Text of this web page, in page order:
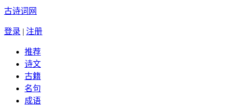
古诗词网
登录 | 注册
推荐
诗文
古籍
名句
成语